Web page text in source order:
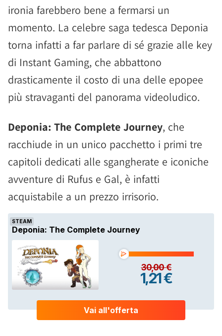
ironia farebbero bene a fermarsi un
momento. La celebre saga tedesca Deponia
torna infatti a far parlare di sé grazie alle key
di Instant Gaming, che abbattono
drasticamente il costo di una delle epopee
più stravaganti del panorama videoludico.
Deponia: The Complete Journey, che
racchiude in un unico pacchetto i primi tre
capitoli dedicati alle sgangherate e iconiche
avventure di Rufus e Gal, è infatti
acquistabile a un prezzo irrisorio.